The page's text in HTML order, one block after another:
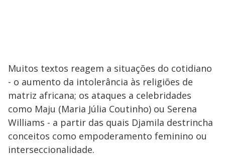
Muitos textos reagem a situações do cotidiano
- o aumento da intolerância às religiões de
matriz africana; os ataques a celebridades
como Maju (Maria Júlia Coutinho) ou Serena
Williams - a partir das quais Djamila destrincha
conceitos como empoderamento feminino ou
interseccionalidade.